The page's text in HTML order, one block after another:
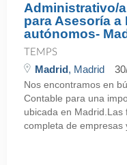
Administrativo/
para Asesoría a
autónomos-
TEMPS
Madrid, Madrid
Nos encontramos en
Contable para una
ubicada en Madrid.Las
completa de empresas